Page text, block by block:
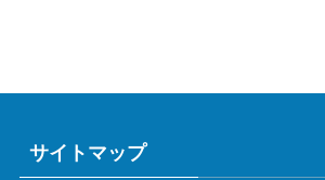
サイトマップ